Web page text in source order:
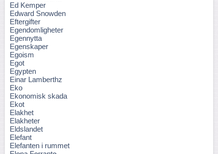
Ed Kemper
Edward Snowden
Eftergifter
Egendomligheter
Egennytta
Egenskaper
Egoism
Egot
Egypten
Einar Lamberthz
Eko
Ekonomisk skada
Ekot
Elakhet
Elakheter
Eldslandet
Elefant
Elefanten i rummet